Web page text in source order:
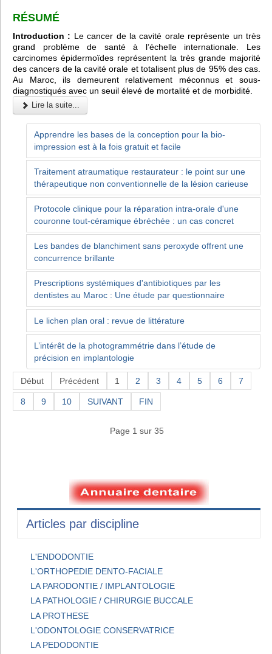
RÉSUMÉ
Introduction : Le cancer de la cavité orale représente un très
grand problème de santé à l’échelle internationale. Les
carcinomes épidermoïdes représentent la très grande majorité
des cancers de la cavité orale et totalisent plus de 95% des cas.
Au Maroc, ils demeurent relativement méconnus et sous-
diagnostiqués avec un seuil élevé de mortalité et de morbidité.
Lire la suite...
Apprendre les bases de la conception pour la bio-
impression est à la fois gratuit et facile
Traitement atraumatique restaurateur : le point sur une
thérapeutique non conventionnelle de la lésion carieuse
Protocole clinique pour la réparation intra-orale d'une
couronne tout-céramique ébréchée : un cas concret
Les bandes de blanchiment sans peroxyde offrent une
concurrence brillante
Prescriptions systémiques d'antibiotiques par les
dentistes au Maroc : Une étude par questionnaire
Le lichen plan oral : revue de littérature
L’intérêt de la photogrammétrie dans l’étude de
précision en implantologie
Début Précédent 1 2 3 4 5 6 7
8 9 10 SUIVANT FIN
Page 1 sur 35
Articles par discipline
L'ENDODONTIE
L'ORTHOPEDIE DENTO-FACIALE
LA PARODONTIE / IMPLANTOLOGIE
LA PATHOLOGIE / CHIRURGIE BUCCALE
LA PROTHESE
L'ODONTOLOGIE CONSERVATRICE
LA PEDODONTIE